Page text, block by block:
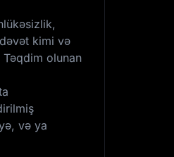
kimi və
olunan
və ya